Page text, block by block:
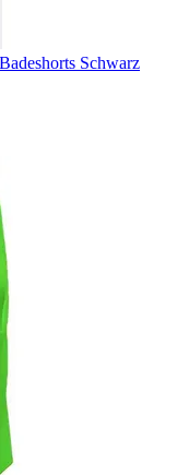
Schwarz